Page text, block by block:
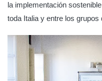
la implementación
toda Italia y entre los